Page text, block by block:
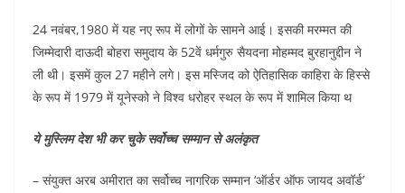
24 नवंबर,1980 में यह नए रूप में लोगों के सामने आई। इसकी मरम्मत की
जिम्मेदारी दाऊदी बोहरा समुदाय के 52वें धर्मगुरु सैयदना मोहम्मद बुरहानुद्दीन ने
ली थी। इसमें कुल 27 महीने लगे। इस मस्जिद को ऐतिहासिक काहिरा के हिस्से
के रूप में 1979 में यूनेस्को ने विश्व धरोहर स्थल के रूप में शामिल किया थ
ये मुस्लिम देश भी कर चुके सर्वोच्च सम्मान से अलंकृत
– संयुक्त अरब अमीरात का सर्वोच्च नागरिक सम्मान ‘ऑर्डर ऑफ जायद अवॉर्ड’